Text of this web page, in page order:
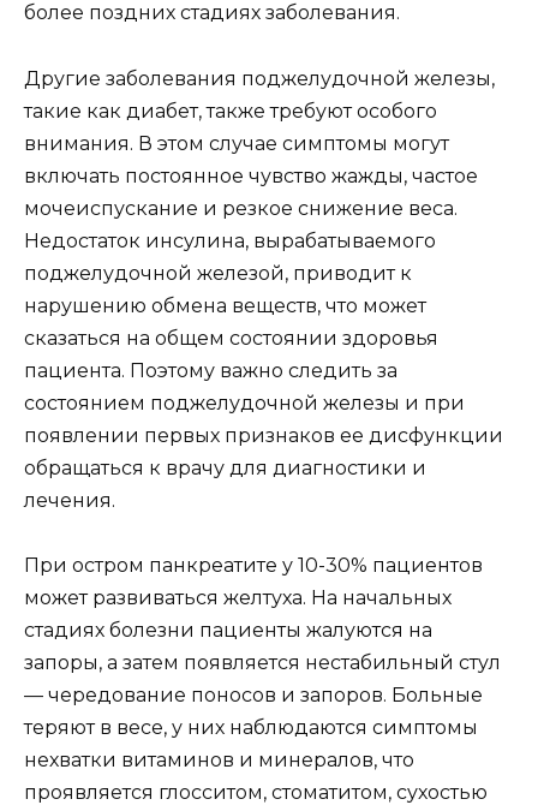
более поздних стадиях заболевания.
Другие заболевания поджелудочной железы,
такие как диабет, также требуют особого
внимания. В этом случае симптомы могут
включать постоянное чувство жажды, частое
мочеиспускание и резкое снижение веса.
Недостаток инсулина, вырабатываемого
поджелудочной железой, приводит к
нарушению обмена веществ, что может
сказаться на общем состоянии здоровья
пациента. Поэтому важно следить за
состоянием поджелудочной железы и при
появлении первых признаков ее дисфункции
обращаться к врачу для диагностики и
лечения.
При остром панкреатите у 10-30% пациентов
может развиваться желтуха. На начальных
стадиях болезни пациенты жалуются на
запоры, а затем появляется нестабильный стул
— чередование поносов и запоров. Больные
теряют в весе, у них наблюдаются симптомы
нехватки витаминов и минералов, что
проявляется глосситом, стоматитом, сухостью